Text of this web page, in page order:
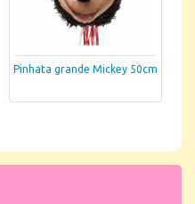
Pinhata grande Mickey 50cm